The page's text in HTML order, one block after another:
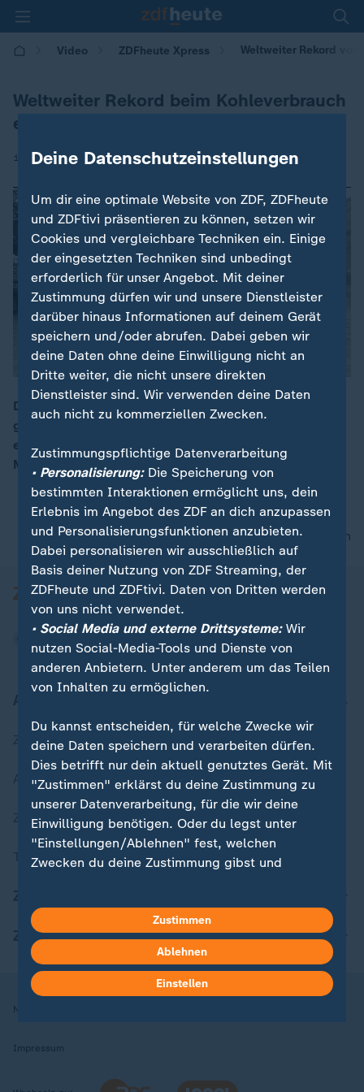
Video ZDFheute Xpress Weltweiter Rekord
Weltweiter Rekord beim Kohleverbrauch
erwartet
17.12.2025 | 11:07
Der weltweite Verbrauch klimaschädlicher Kohle ist
gestiegen. Die Internationale Energieagentur (IEA)
erwartet in diesem Jahr einen Rekord von 8,85
Milliarden Tonnen.
nach oben
Zuletzt veröffentlicht
Aktuelle Sendungs-Videos
ZDFheute Stories
Themen im Überblick
ZDFheute Apps
Nutzungsbedingungen
Impressum
Deine Datenschutzeinstellungen
Um dir eine optimale Website von ZDF, ZDFheute
und ZDFtivi präsentieren zu können, setzen wir
Cookies und vergleichbare Techniken ein. Einige
der eingesetzten Techniken sind unbedingt
erforderlich für unser Angebot. Mit deiner
Zustimmung dürfen wir und unsere Dienstleister
darüber hinaus Informationen auf deinem Gerät
speichern und/oder abrufen. Dabei geben wir
deine Daten ohne deine Einwilligung nicht an
Dritte weiter, die nicht unsere direkten
Dienstleister sind. Wir verwenden deine Daten
auch nicht zu kommerziellen Zwecken.
Zustimmungspflichtige Datenverarbeitung
• Personalisierung:Die Speicherung von
bestimmten Interaktionen ermöglicht uns, dein
Erlebnis im Angebot des ZDF an dich anzupassen
und Personalisierungsfunktionen anzubieten.
Dabei personalisieren wir ausschließlich auf
Basis deiner Nutzung von ZDF Streaming, der
ZDFheute und ZDFtivi. Daten von Dritten werden
von uns nicht verwendet.
• Social Media und externe Drittsysteme:Wir
nutzen Social-Media-Tools und Dienste von
anderen Anbietern. Unter anderem um das Teilen
von Inhalten zu ermöglichen.
Du kannst entscheiden, für welche Zwecke wir
deine Daten speichern und verarbeiten dürfen.
Dies betrifft nur dein aktuell genutztes Gerät. Mit
"Zustimmen" erklärst du deine Zustimmung zu
unserer Datenverarbeitung, für die wir deine
Einwilligung benötigen. Oder du legst unter
"Einstellungen/Ablehnen" fest, welchen
Zwecken du deine Zustimmung gibst und
in deinen Einstellungen widerrufen oder ändern.
Hier findest du das Impressum.
Weitere Informationen findest du in unserer
Datenschutzerklärung.
Zustimmen
Ablehnen
Einstellen